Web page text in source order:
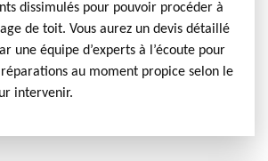
dissimulés pour pouvoir procéder à
de toit. Vous aurez un devis détaillé
une équipe d’experts à l’écoute pour
au moment propice selon le
intervenir.